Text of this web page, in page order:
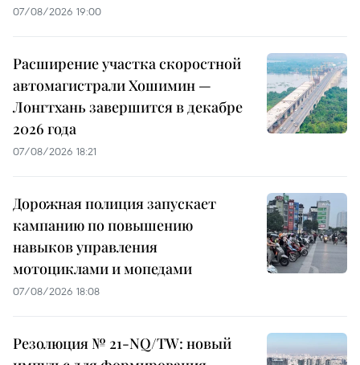
07/08/2026 19:00
Расширение участка скоростной
автомагистрали Хошимин —
Лонгтхань завершится в декабре
2026 года
07/08/2026 18:21
Дорожная полиция запускает
кампанию по повышению
навыков управления
мотоциклами и мопедами
07/08/2026 18:08
Резолюция № 21-NQ/TW: новый